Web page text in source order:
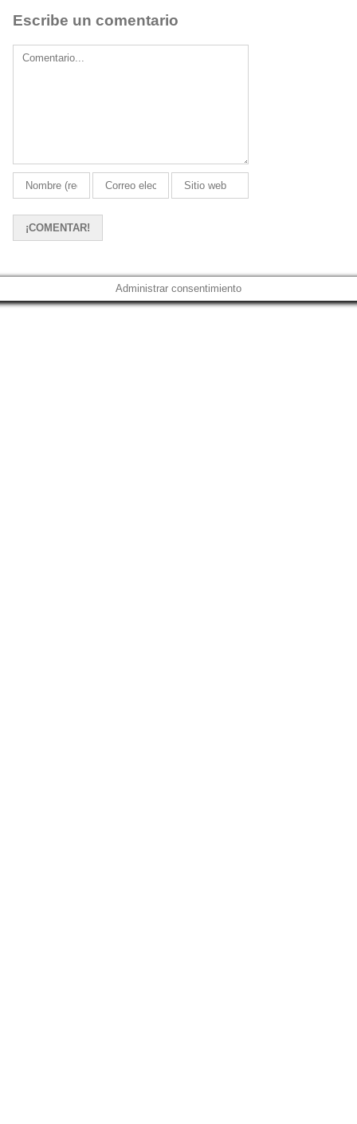
Escribe un comentario
Comment
Administrar consentimiento